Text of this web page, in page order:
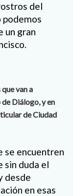
del
podemos
un gran
van a
Diálogo, y en
de Ciudad
se encuentren
sin duda el
desde
en esas